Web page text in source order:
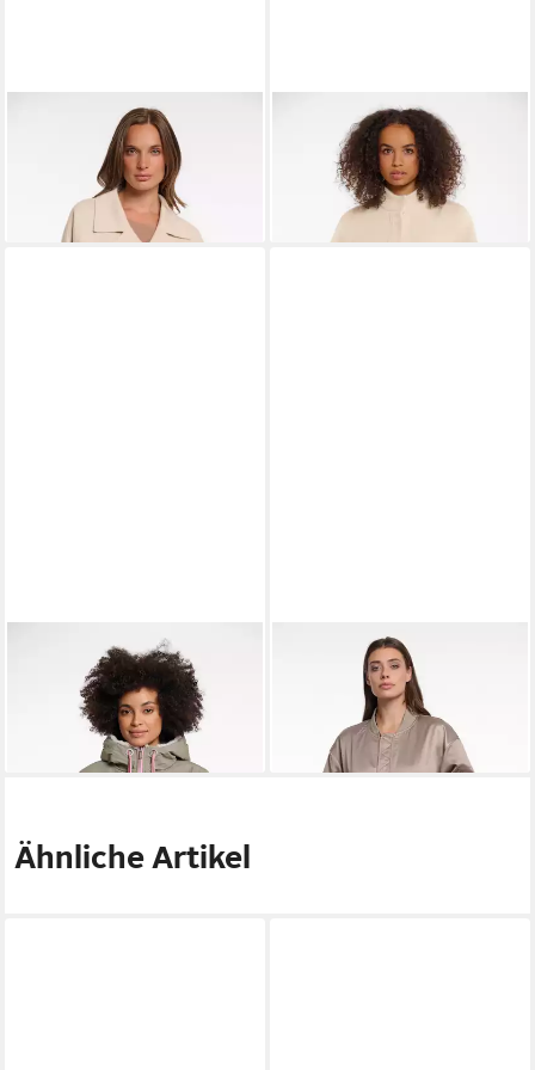
RINO & PELLELangjacke
ab 217,45 €
RINO & PELLEKurzjacke
LEVIN mit Taschen
ab 47,42 € UVP119,95 €
RINO & PELLEParka JAVIN
mit kontrastfarbenen Details
106,37 €
UVP199,95 €
RINO & PELLELangjacke
SUKI mit Ärmel Tasche
ab 129,99 € UVP149,95 €
Ähnliche Artikel